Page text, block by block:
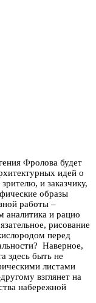
Фролова будет
идей о
и заказчику,
образы
работы –
аналитика и рацио
рисование
перед
Наверное,
здесь быть не
листами
взглянет на
набережной